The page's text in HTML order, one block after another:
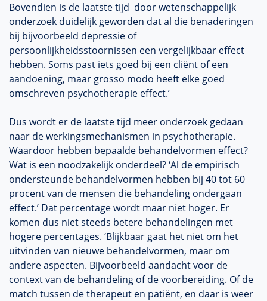
Bovendien is de laatste tijd door wetenschappelijk
onderzoek duidelijk geworden dat al die benaderingen
bij bijvoorbeeld depressie of
persoonlijkheidsstoornissen een vergelijkbaar effect
hebben. Soms past iets goed bij een cliënt of een
aandoening, maar grosso modo heeft elke goed
omschreven psychotherapie effect.’
Dus wordt er de laatste tijd meer onderzoek gedaan
naar de werkingsmechanismen in psychotherapie.
Waardoor hebben bepaalde behandelvormen effect?
Wat is een noodzakelijk onderdeel? ‘Al de empirisch
ondersteunde behandelvormen hebben bij 40 tot 60
procent van de mensen die behandeling ondergaan
effect.’ Dat percentage wordt maar niet hoger. Er
komen dus niet steeds betere behandelingen met
hogere percentages. ‘Blijkbaar gaat het niet om het
uitvinden van nieuwe behandelvormen, maar om
andere aspecten. Bijvoorbeeld aandacht voor de
context van de behandeling of de voorbereiding. Of de
match tussen de therapeut en patiënt, en daar is weer